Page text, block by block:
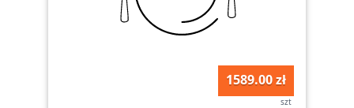
1589.00 zł
szt